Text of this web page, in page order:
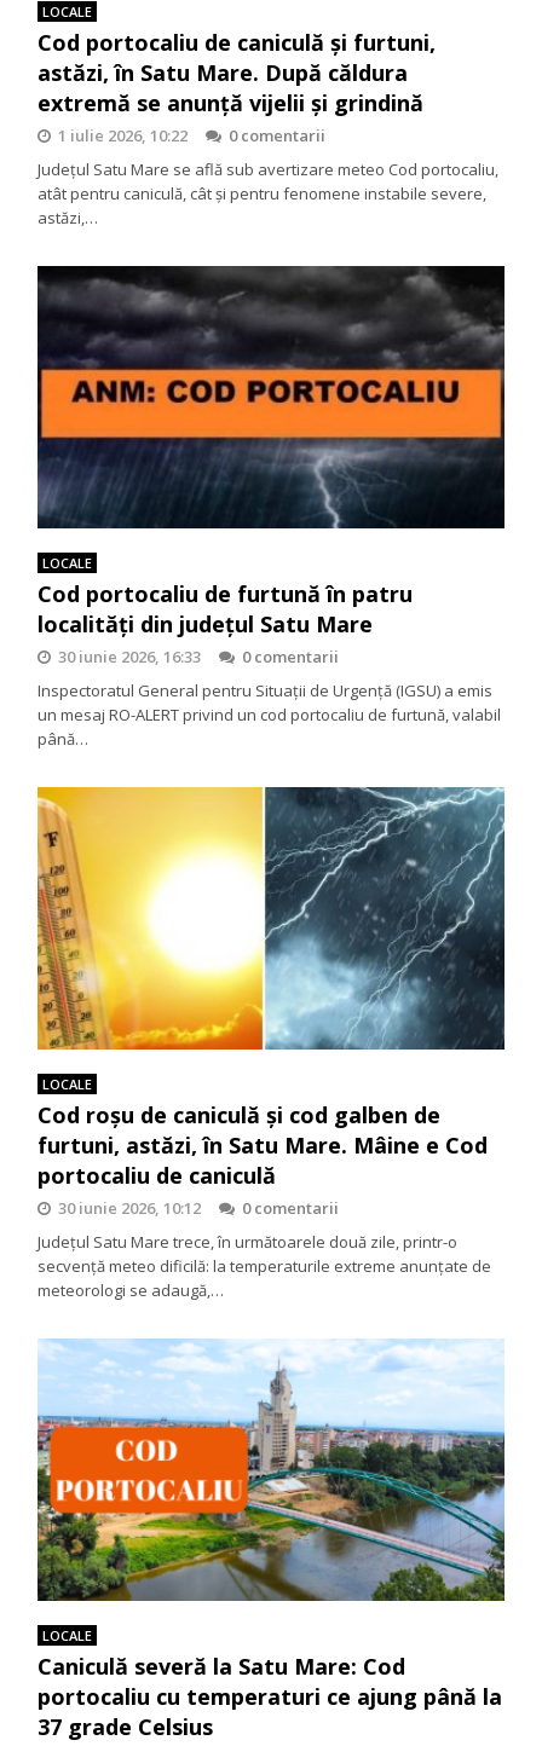
LOCALE
Cod portocaliu de caniculă și furtuni,
astăzi, în Satu Mare. După căldura
extremă se anunță vijelii și grindină
1 iulie 2026, 10:22
0 comentarii
Județul Satu Mare se află sub avertizare meteo Cod portocaliu,
atât pentru caniculă, cât și pentru fenomene instabile severe,
astăzi,…
LOCALE
Cod portocaliu de furtună în patru
localități din județul Satu Mare
30 iunie 2026, 16:33
0 comentarii
Inspectoratul General pentru Situații de Urgență (IGSU) a emis
un mesaj RO-ALERT privind un cod portocaliu de furtună, valabil
până…
LOCALE
Cod roșu de caniculă și cod galben de
furtuni, astăzi, în Satu Mare. Mâine e Cod
portocaliu de caniculă
30 iunie 2026, 10:12
0 comentarii
Județul Satu Mare trece, în următoarele două zile, printr-o
secvență meteo dificilă: la temperaturile extreme anunțate de
meteorologi se adaugă,…
LOCALE
Caniculă severă la Satu Mare: Cod
portocaliu cu temperaturi ce ajung până la
37 grade Celsius